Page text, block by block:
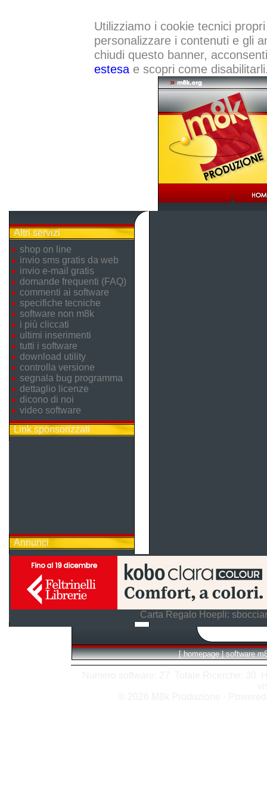
Utilizziamo i cookie tecnici
personalizzare i contenuti e gli
chiudi questo banner,
estesae scopri come
Altri servizi
shop on line
invio sms gratis da web
invio e-mail gratis
domande frequenti (FAQ)
commenti ai software
specifiche tecniche
software non m8k
i più cliccati
ultimi inserimenti
tutti i software
download utility
controlla versione
segnala bug programma
dettaglio licenze
dicono di noi
video software
Link sponsorizzati
Annunci
Carta Regalo Hoepli:
[ homepage | software